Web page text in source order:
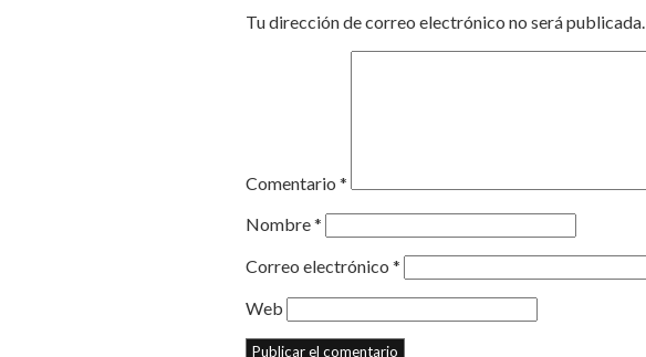
Tu dirección de correo electrónico no será publicada.
Comentario *
Nombre*
Correo electrónico *
Web